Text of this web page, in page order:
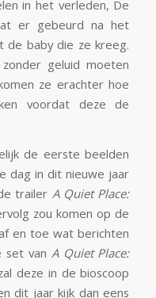
in het verleden, De
er gebeurd na het
de baby die ze kreeg.
geluid moeten
ze erachter hoe
voordat deze de
de eerste beelden
dag in dit nieuwe jaar
trailer A Quiet Place:
zou komen op de
en toe wat berichten
set van A Quiet Place:
deze in de bioscoop
dit jaar kijk dan eens